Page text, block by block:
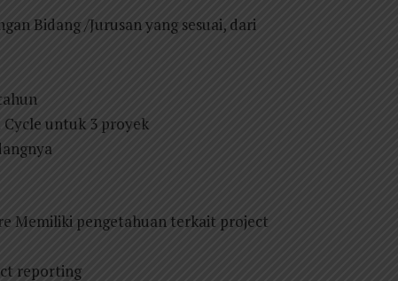
Bidang /Jurusan yang sesuai, dari
untuk 3 proyek
Memiliki pengetahuan terkait project
reporting